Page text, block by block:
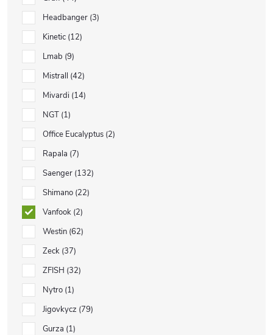
Headbanger 3
Kinetic 12
Lmab 9
Mistrall 42
Mivardi 14
NGT 1
Office Eucalyptus 2
Rapala 7
Saenger 132
Shimano 22
Vanfook 2
Westin 62
Zeck 37
ZFISH 32
Nytro 1
Jigovkycz 79
Gurza 1